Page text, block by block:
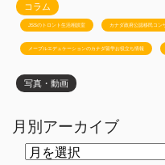
コラム
JSSのトロント生活相談室 カナダ政府公認移民コン
メープルエデュケーションのカナダ留学お役立ち情報
写真・動画
月別アーカイブ